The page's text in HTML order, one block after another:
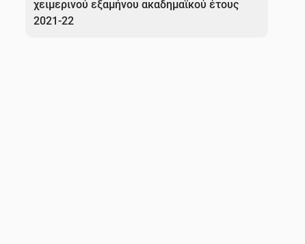
χειμερινού εξαμήνου ακαδημαϊκού έτους
2021-22